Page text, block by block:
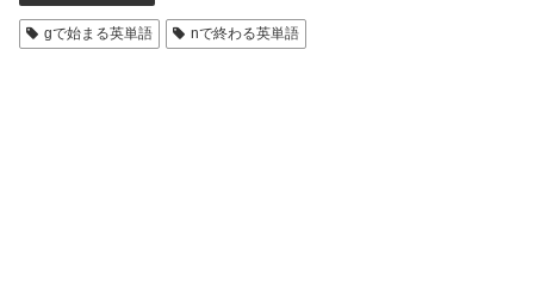
gで始まる英単語 nで終わる英単語